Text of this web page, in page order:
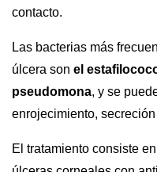
contacto.
Las bacterias más
úlcera son el
pseudomona, y se
enrojecimiento,
El tratamiento consiste